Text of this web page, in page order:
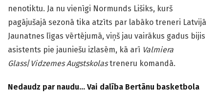
nenotiktu. Ja nu vienīgi Normunds Lišiks, kurš
pagājušajā sezonā tika atzīts par labāko treneri Latvijā
Jaunatnes līgas vērtējumā, viņš jau vairākus gadus bijis
asistents pie jauniešu izlasēm, kā arī Valmiera
Glass/ Vidzemes Augstskolastreneru komandā.
Nedaudz par naudu… Vai dalība Bertānu basketbola